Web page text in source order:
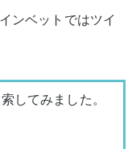
ンベットではツイ
してみました。